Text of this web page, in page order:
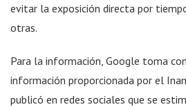
evitar la exposición directa por
otras.
Para la información, Google toma
información proporcionada por el
publicó en redes sociales que se